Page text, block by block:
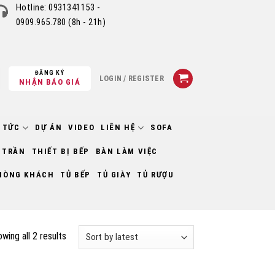
Hotline:0931341153 -
0909.965.780(8h - 21h)
ĐĂNG KÝ
NHẬN BÁO GIÁ LOGIN / REGISTER
DỰ ÁN VIDEO LIÊN HỆ SOFA
THIẾT BỊ BẾP BÀN LÀM VIỆC
KHÁCH TỦ BẾP TỦ GIÀY TỦ RƯỢU
all 2 results